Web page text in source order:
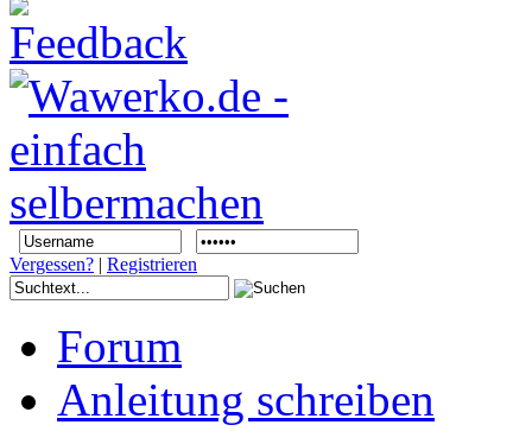
Vergessen? | Registrieren
Forum
Anleitung schreiben